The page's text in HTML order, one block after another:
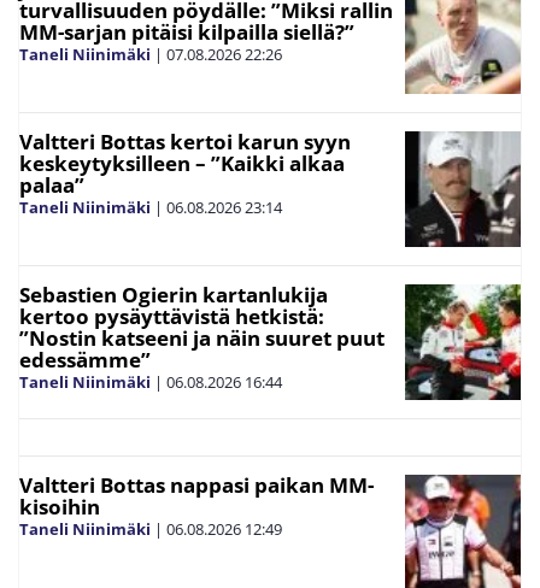
turvallisuuden pöydälle: ”Miksi rallin
MM-sarjan pitäisi kilpailla siellä?”
Taneli Niinimäki | 07.08.202622:26
Valtteri Bottas kertoi karun syyn
keskeytyksilleen – ”Kaikki alkaa
palaa”
Taneli Niinimäki | 06.08.202623:14
Sebastien Ogierin kartanlukija
kertoo pysäyttävistä hetkistä:
”Nostin katseeni ja näin suuret puut
edessämme”
Taneli Niinimäki | 06.08.2026 16:44
Valtteri Bottas nappasi paikan MM-
kisoihin
Taneli Niinimäki | 06.08.2026 12:49